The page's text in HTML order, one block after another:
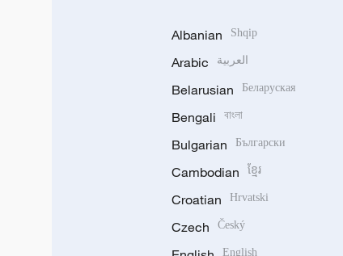
Albanian Shqip
Arabic العربية
Belarusian Беларуская
Bengali বাংলা
Bulgarian Български
Cambodian ខ្មែរ
Croatian Hrvatski
Czech Český
English